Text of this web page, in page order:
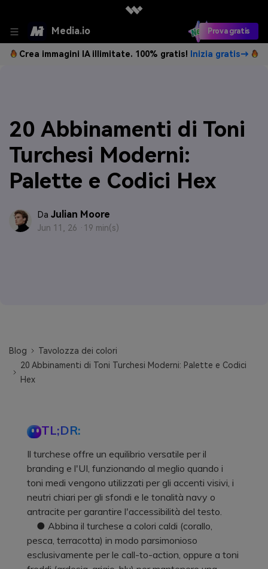
Media.io Prova gratis
Crea immagini IA illimitate. 100% gratis! Inizia gratis→
20 Abbinamenti di Toni
Turchesi Moderni:
Palette e Codici Hex
Da Julian Moore
Jun 11, 26 · 19 min(s)
Blog
Tavolozza dei colori
20 Abbinamenti di Toni Turchesi Moderni: Palette e Codici
Hex
TL;DR:
Il turchese offre un equilibrio versatile per il
branding e l'UI, funzionando al meglio quando i
toni medi vengono utilizzati per gli accenti visivi, i
neutri chiari per gli sfondi e le tonalità navy o
antracite per garantire l'accessibilità del testo.
● Abbina il turchese a colori caldi (corallo,
pesca, terracotta) in modo parsimonioso
esclusivamente per le call-to-action, oppure a toni